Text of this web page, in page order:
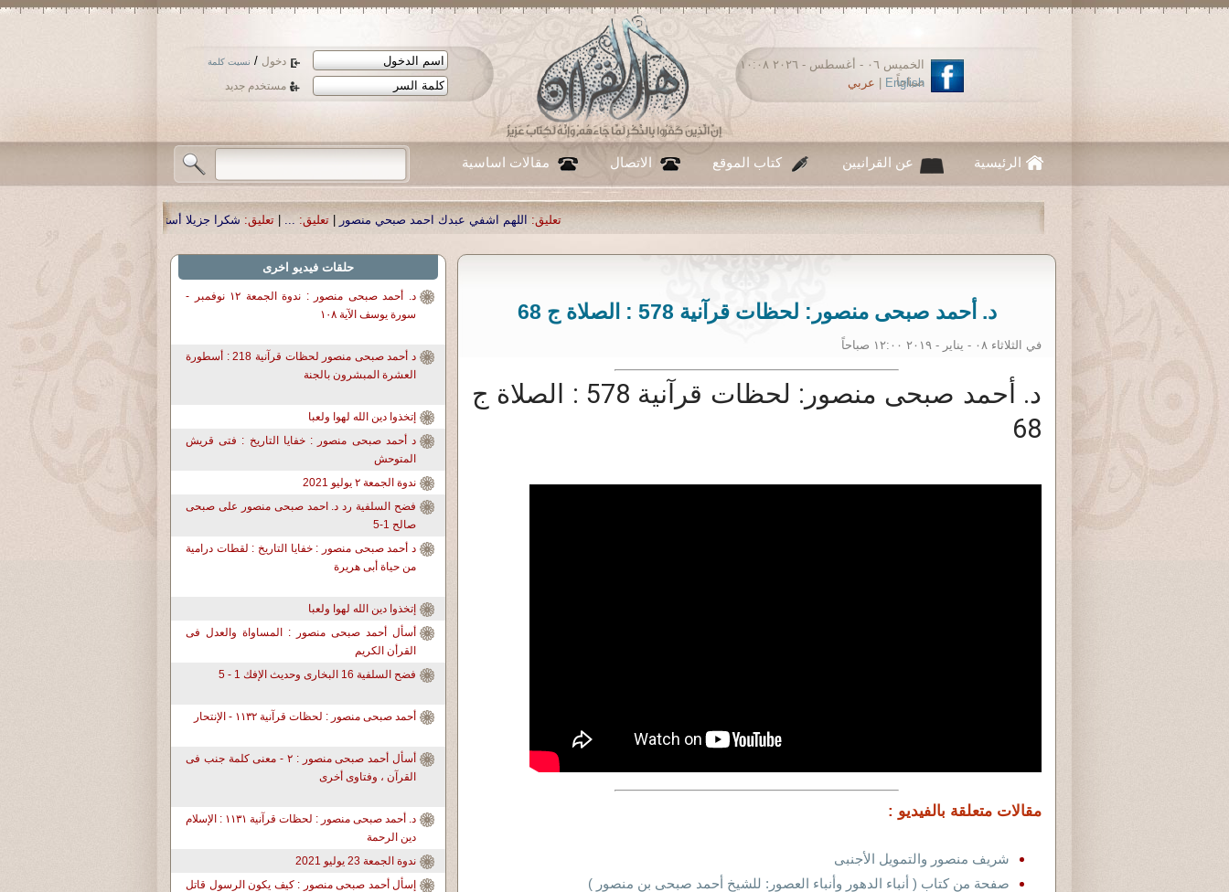
دخول / نسيت كلمة
مستخدم جديد
الخميس ٠٦ - أغسطس - ٢٠٢٦ ١٠:٠٨
صباحاً
English عربي
الرئيسية عن القرانيين كتاب الموقع الاتصال مقالات اساسية
اللهم اشفي عبدك احمد صبحي منصور|تعليق: ...
|تعليق: شكرا جزيلا أستاذ حمد الحمد .أكرمكم الله .|تعليق:
د. أحمد صبحى منصور: لحظات قرآنية 578 : الصلاة ج 68
في الثلاثاء ٠٨ - يناير - ٢٠١٩ ١٢:٠٠ صباحاً
د. أحمد صبحى منصور: لحظات قرآنية 578 : الصلاة ج
68
مقالات متعلقة بالفيديو :
شريف منصور والتمويل الأجنبى
صفحة من كتاب ( أنباء الدهور وأنباء العصور: للشيخ أحمد صبحى بن منصور )
حلقات فيديو اخرى
د. أحمد صبحى منصور : ندوة الجمعة ١٢ نوفمبر -
سورة يوسف الآية ١٠٨
د أحمد صبحى منصور لحظات قرآنية 218 : أسطورة
العشرة المبشرون بالجنة
إتخذوا دين الله لهوا ولعبا
د أحمد صبحى منصور : خفايا التاريخ : فتى قريش
المتوحش
ندوة الجمعة ٢ يوليو 2021
فضح السلفية رد د. احمد صبحى منصور على صبحى
صالح 1-5
د أحمد صبحى منصور : خفايا التاريخ : لقطات درامية
من حياة أبى هريرة
إتخذوا دين الله لهوا ولعبا
أسأل أحمد صبحى منصور : المساواة والعدل فى
القرأن الكريم
فضح السلفية 16 البخارى وحديث الإفك 1 - 5
أحمد صبحى منصور : لحظات قرآنية ١١٣٢ - الإنتحار
أسأل أحمد صبحى منصور : ٢ - معنى كلمة جنب فى
القرآن ، وفتاوى أخرى
د. أحمد صبحى منصور : لحظات قرآنية ١١٣١ : الإسلام
دين الرحمة
ندوة الجمعة 23 يوليو 2021
إسأل أحمد صبحى منصور : كيف يكون الرسول قاتل